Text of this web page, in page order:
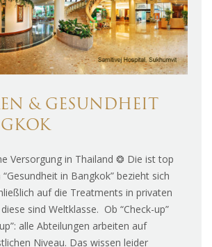
& GESUNDHEIT
Versorgung in Thailand ❂ Die ist top
in Bangkok” bezieht sich
auf die Treatments in privaten
sind Weltklasse. Ob “Check-up”
alle Abteilungen arbeiten auf
Niveau. Das wissen leider